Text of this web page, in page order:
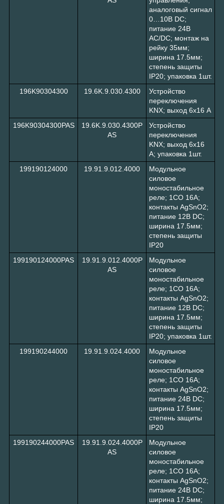
аналоговый сигнал
0…10В DC;
питание 24В
АC/DC; монтаж на
рейку 35мм;
ширина 17.5мм;
степень защиты
IP20; упаковка 1шт.
196K90304300
19.6K.9.030.4300
Устройство
переключения
KNX; выход 6х16 А
196K90304300PAS
19.6K.9.030.4300P
AS
Устройство
переключения
KNX; выход 6х16
А; упаковка 1шт.
199190124000
19.91.9.012.4000
Модульное
силовое
моностабильное
реле; 1СO 16A;
контакты AgSnO2;
питание 12В DC;
ширина 17.5мм;
степень защиты
IP20
199190124000PAS
19.91.9.012.4000P
AS
Модульное
силовое
моностабильное
реле; 1СO 16A;
контакты AgSnO2;
питание 12В DC;
ширина 17.5мм;
степень защиты
IP20; упаковка 1шт.
199190244000
19.91.9.024.4000
Модульное
силовое
моностабильное
реле; 1СO 16A;
контакты AgSnO2;
питание 24В DC;
ширина 17.5мм;
степень защиты
IP20
199190244000PAS
19.91.9.024.4000P
AS
Модульное
силовое
моностабильное
реле; 1СO 16A;
контакты AgSnO2;
питание 24В DC;
ширина 17.5мм;